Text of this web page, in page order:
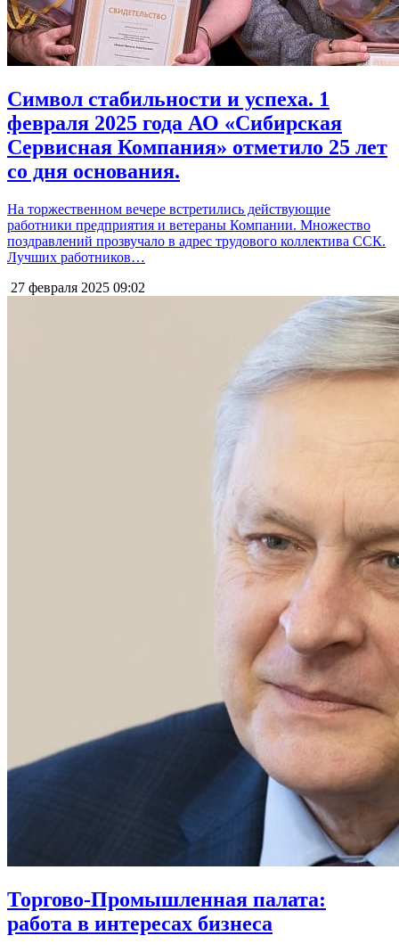
Символ стабильности и успеха. 1
февраля 2025 года АО «Сибирская
Сервисная Компания» отметило 25 лет
со дня основания.
На торжественном вечере встретились действующие
работники предприятия и ветераны Компании. Множество
поздравлений прозвучало в адрес трудового коллектива ССК.
Лучших работников…
27 февраля 2025 09:02
Торгово-Промышленная палата:
работа в интересах бизнеса